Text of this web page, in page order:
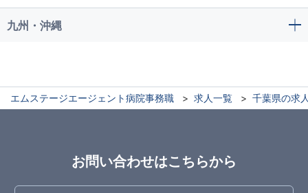
九州・沖縄
エムステージエージェント病院事務職 求人一覧 千葉県の求
お問い合わせはこちらから